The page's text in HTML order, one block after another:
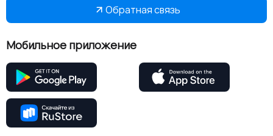
Обратная связь
Мобильное приложение